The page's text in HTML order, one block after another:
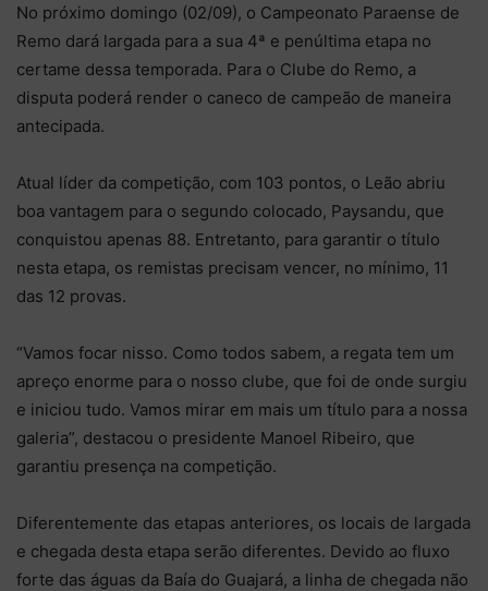
No próximo domingo (02/09), o Campeonato Paraense de
Remo dará largada para a sua 4ª e penúltima etapa no
certame dessa temporada. Para o Clube do Remo, a
disputa poderá render o caneco de campeão de maneira
antecipada.
Atual líder da competição, com 103 pontos, o Leão abriu
boa vantagem para o segundo colocado, Paysandu, que
conquistou apenas 88. Entretanto, para garantir o título
nesta etapa, os remistas precisam vencer, no mínimo, 11
das 12 provas.
“Vamos focar nisso. Como todos sabem, a regata tem um
apreço enorme para o nosso clube, que foi de onde surgiu
e iniciou tudo. Vamos mirar em mais um título para a nossa
galeria”, destacou o presidente Manoel Ribeiro, que
garantiu presença na competição.
Diferentemente das etapas anteriores, os locais de largada
e chegada desta etapa serão diferentes. Devido ao fluxo
forte das águas da Baía do Guajará, a linha de chegada não